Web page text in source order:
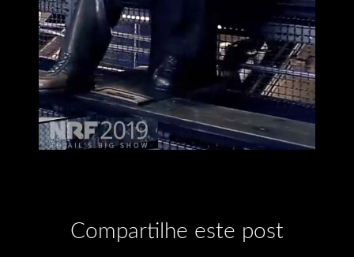
Compartilhe este post